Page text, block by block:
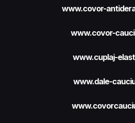
www.covor-
www.covor-
www.cuplaj-
www.dale-